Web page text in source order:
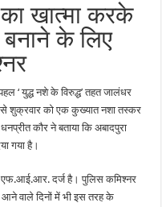
खात्मा करके
के लिए
‘ युद्ध नशे के विरुद्ध’ तहत जालंधर
शुक्रवार को एक कुख्यात नशा तस्कर
कौर ने बताया कि अबादपुरा
गया है।
दर्ज है। पुलिस कमिश्नर
वाले दिनों में भी इस तरह के